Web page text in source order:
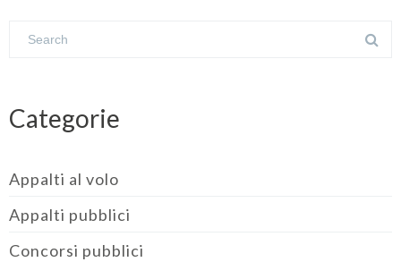
Categorie
Appalti al volo
Appalti pubblici
Concorsi pubblici